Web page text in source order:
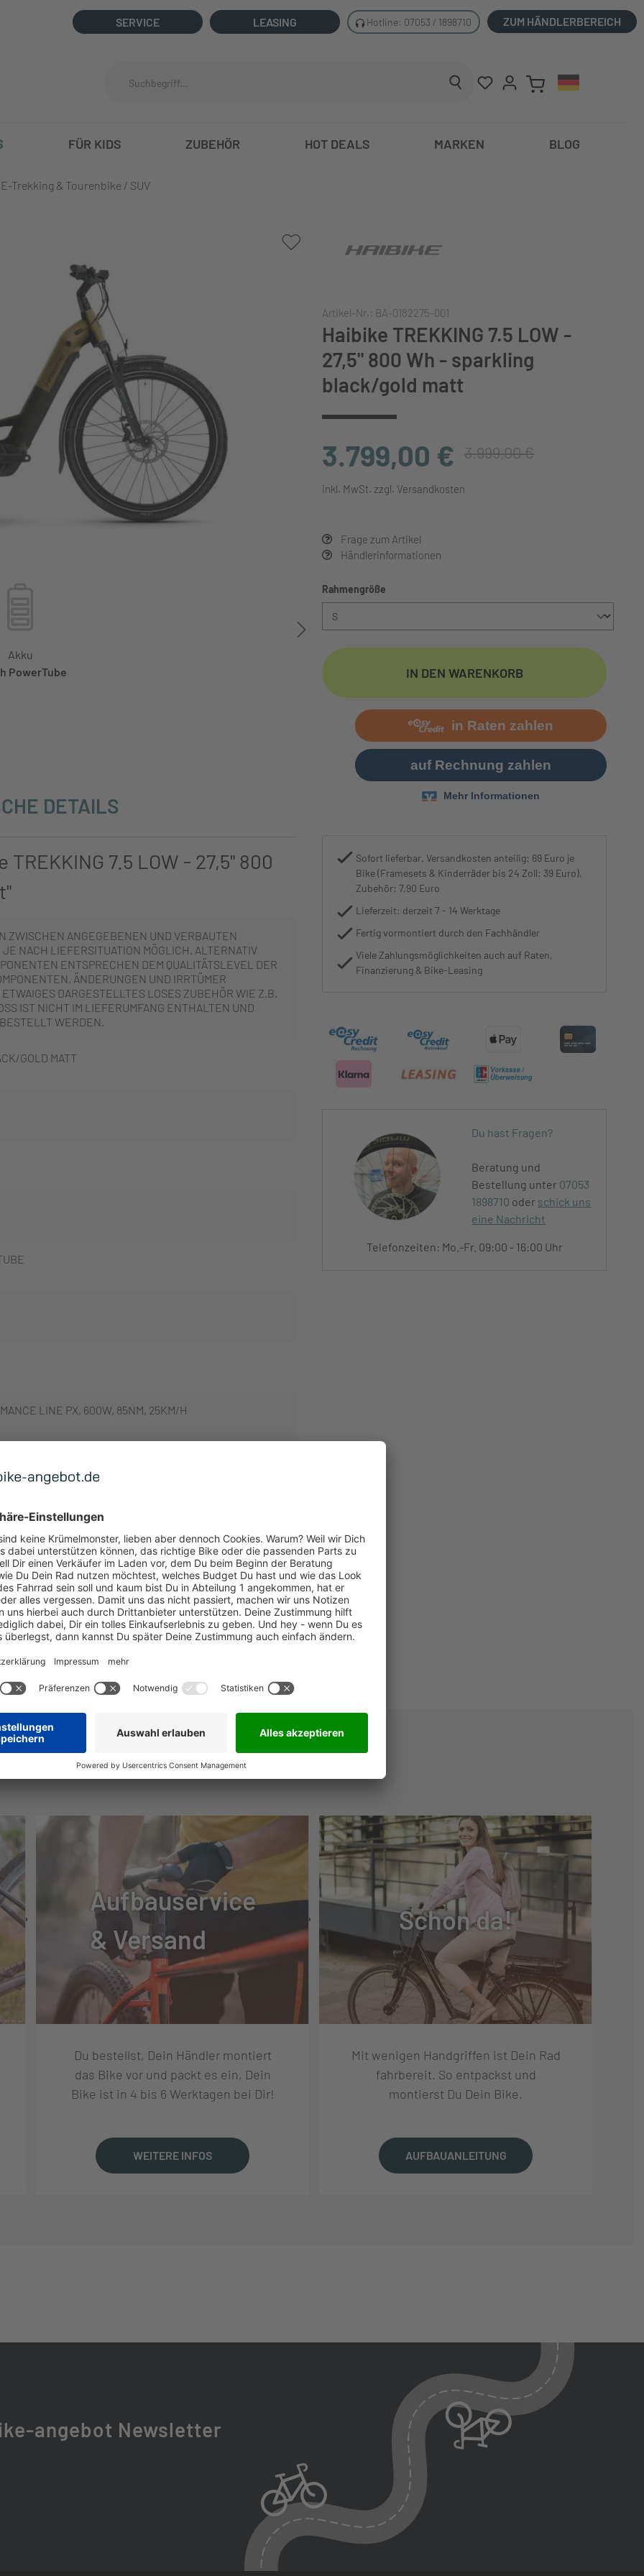
SERVICE LEASING Hotline: 07053 / 1898710 ZUM HÄNDLERBEREICH
FÜR KIDS ZUBEHÖR HOT DEALS MARKEN BLOG
E-Trekking & Tourenbike / SUV
Akku
PowerTube
Motor
Bosch Performance Line PX,
Artikel-Nr.: BA-0182275-001
Haibike TREKKING 7.5 LOW -
27,5" 800 Wh - sparkling
black/gold matt
3.799,00 € 3.999,00 €
inkl. MwSt. zzgl. Versandkosten
Frage zum Artikel
Händlerinformationen
Rahmengröße
IN DEN WARENKORB
Sofort lieferbar, Versandkosten anteilig: 69 Euro je
Bike (Framesets & Kinderräder bis 24 Zoll: 39 Euro),
Zubehör: 7,90 Euro
Lieferzeit: derzeit 7 - 14 Werktage
Fertig vormontiert durch den Fachhändler
Viele Zahlungsmöglichkeiten auch auf Raten,
Finanzierung & Bike-Leasing
Du hast Fragen?
Beratung und
Bestellung unter 07053
1898710 oder schick uns
eine Nachricht
Telefonzeiten: Mo.-Fr. 09:00 - 16:00 Uhr
DETAILS
7.5 LOW - 27,5" 800
ZWISCHEN ANGEGEBENEN UND VERBAUTEN
NACH LIEFERSITUATION MÖGLICH. ALTERNATIV
ENTSPRECHEN DEM QUALITÄTSLEVEL DER
ÄNDERUNGEN UND IRRTÜMER
DARGESTELLTES LOSES ZUBEHÖR WIE Z.B.
IST NICHT IM LIEFERUMFANG ENTHALTEN UND
WERDEN.
GOLD MATT
LINE PX, 600W, 85NM, 25KM/H
+ LED REMOTE
HYDRAULISCH
U6000 10/11S, SHADOW+, 10-GANG
U6000-10R, RAPIDFIRE+, TRIGGER SHIFTER
NÜTZLICHE INFOS
Aufbauservice
& Versand
Du bestellst, Dein Händler montiert
das Bike vor und packt es ein, Dein
Bike ist in 4 bis 6 Werktagen bei Dir!
WEITERE INFOS
Schon da!
Mit wenigen Handgriffen ist Dein Rad
fahrbereit. So entpackst und
montierst Du Dein Bike.
AUFBAUANLEITUNG
angebot Newsletter